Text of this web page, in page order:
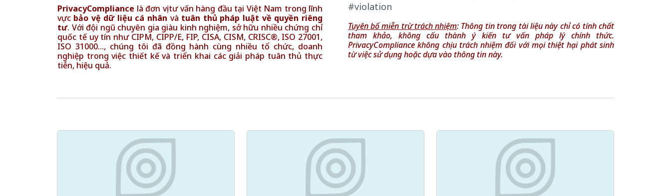
PrivacyCompliance là đơn vị tư vấn hàng đầu tại Việt Nam trong lĩnh
vực bảo vệ dữ liệu cá nhân và tuân thủ pháp luật về quyền riêng
tư. Với đội ngũ chuyên gia giàu kinh nghiệm, sở hữu nhiều chứng chỉ
quốc tế uy tín như CIPM, CIPP/E, FIP, CISA, CISM, CRISC®, ISO 27001,
ISO 31000…, chúng tôi đã đồng hành cùng nhiều tổ chức, doanh
nghiệp trong việc thiết kế và triển khai các giải pháp tuân thủ thực
tiễn, hiệu quả.
#violation
Tuyên bố miễn trừ trách nhiệm: Thông tin trong tài liệu này chỉ có tính chất
tham khảo, không cấu thành ý kiến tư vấn pháp lý chính thức.
PrivacyCompliance không chịu trách nhiệm đối với mọi thiệt hại phát sinh
từ việc sử dụng hoặc dựa vào thông tin này.